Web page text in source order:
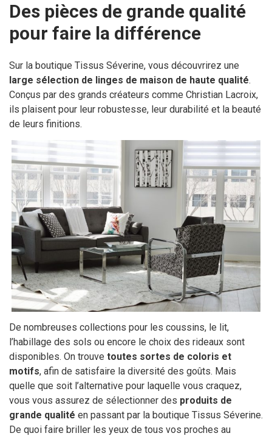
Des pièces de grande qualité
pour faire la différence
Sur la boutique Tissus Séverine, vous découvrirez une
large sélection de linges de maison de haute qualité.
Conçus par des grands créateurs comme Christian Lacroix,
ils plaisent pour leur robustesse, leur durabilité et la beauté
de leurs finitions.
De nombreuses collections pour les coussins, le lit,
l’habillage des sols ou encore le choix des rideaux sont
disponibles. On trouve toutes sortes de coloris et
motifs, afin de satisfaire la diversité des goûts. Mais
quelle que soit l’alternative pour laquelle vous craquez,
vous vous assurez de sélectionner des produits de
grande qualité en passant par la boutique Tissus Séverine.
De quoi faire briller les yeux de tous vos proches au